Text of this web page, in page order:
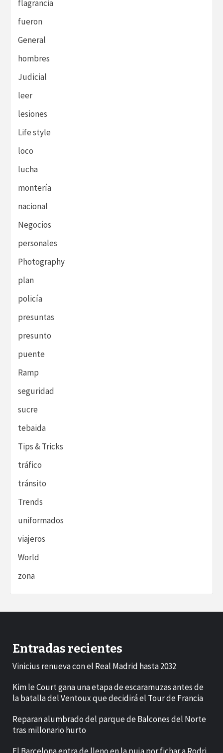
flagrancia
fueron
General
hombres
Judicial
leer
lesiones
Life style
loco
lucha
montería
nacional
Negocios
personales
Photography
plan
policía
presuntas
presunto
puente
Ramp
seguridad
sucre
tebaida
Tips & Tricks
tráfico
tránsito
Trends
uniformados
viajeros
World
zona
Entradas recientes
Vinicius renueva con el Real Madrid hasta 2032
Kim le Court gana una etapa de escaramuzas antes de
la batalla del Ventoux que decidirá el Tour de Francia
Reparan alumbrado del parque de Balcones del Norte
tras millonario hurto